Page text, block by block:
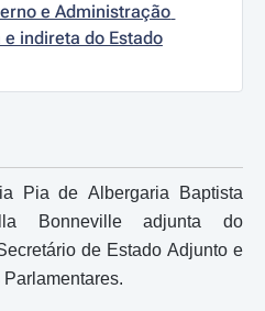
e Administração
e indireta do Estado
Pia de Albergaria Baptista
Bonneville adjunta do
de Estado Adjunto e